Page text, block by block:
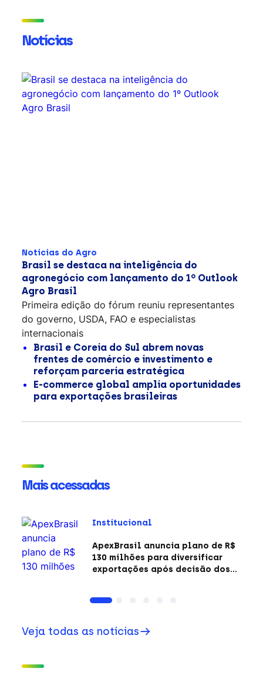
Notícias
Notícias do Agro
Brasil se destaca na inteligência do
agronegócio com lançamento do 1º Outlook
Agro Brasil
Primeira edição do fórum reuniu representantes
do governo, USDA, FAO e especialistas
internacionais
Brasil e Coreia do Sul abrem novas
frentes de comércio e investimento e
reforçam parceria estratégica
E-commerce global amplia oportunidades
para exportações brasileiras
Mais acessadas
Institucional
ApexBrasil anuncia plano de R$
130 milhões para diversificar
exportações após decisão dos
Veja todas as notícias